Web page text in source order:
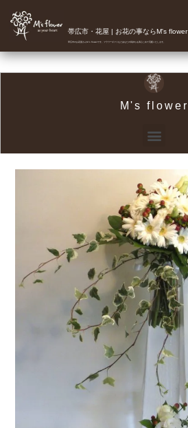
帯広市・花屋 | お花の事ならM's flower
帯広市のお花屋さんM's flowerです。フラワーギフトなどあなたの気持ちを真心こめて宅配いたします。
M's flower